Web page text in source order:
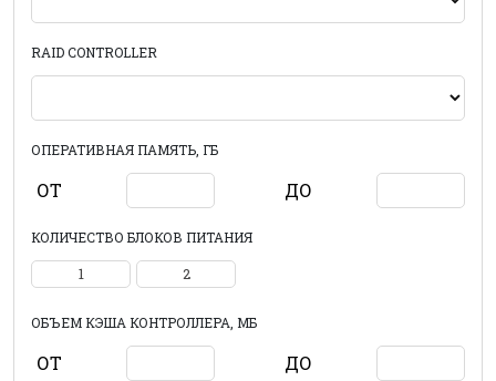
RAID CONTROLLER
ОПЕРАТИВНАЯ ПАМЯТЬ, ГБ
ОТ ДО
КОЛИЧЕСТВО БЛОКОВ ПИТАНИЯ
1 2
ОБЪЕМ КЭША КОНТРОЛЛЕРА, МБ
ОТ ДО